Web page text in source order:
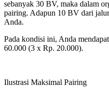
sebanyak 30 BV, maka dalam
pairing. Adapun 10 BV dari
Anda.
Pada kondisi ini, Anda
60.000 (3 x Rp. 20.000).
Ilustrasi Maksimal Pairing